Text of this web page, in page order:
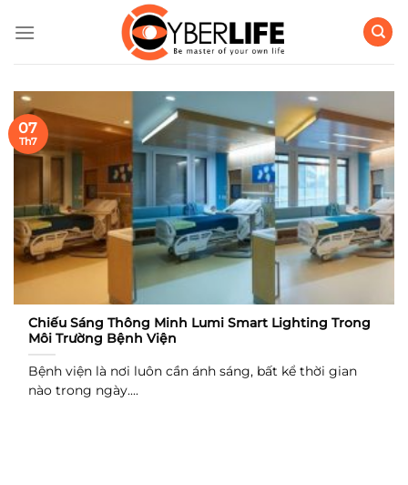
qua
Chiếu Sáng Thông Minh Lumi Smart Lighting Trong
Môi Trường Bệnh Viện
Bệnh viện là nơi luôn cần ánh sáng, bất kể thời gian
nào trong ngày....
07
Th7